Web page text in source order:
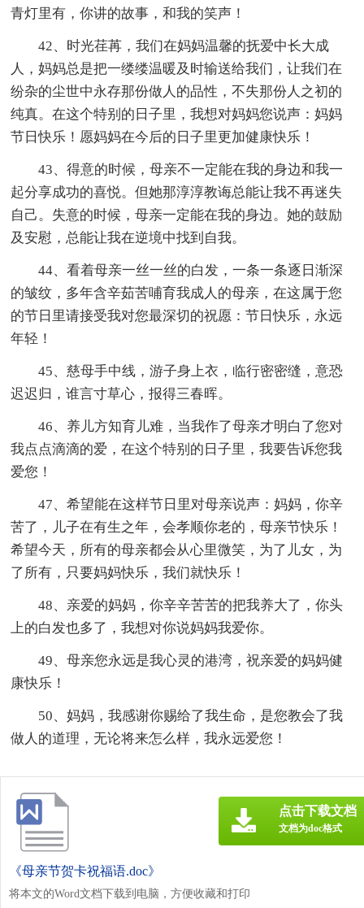
青灯里有，你讲的故事，和我的笑声！
42、时光荏苒，我们在妈妈温馨的抚爱中长大成
人，妈妈总是把一缕缕温暖及时输送给我们，让我们在
纷杂的尘世中永存那份做人的品性，不失那份人之初的
纯真。在这个特别的日子里，我想对妈妈您说声：妈妈
节日快乐！愿妈妈在今后的日子里更加健康快乐！
43、得意的时候，母亲不一定能在我的身边和我一
起分享成功的喜悦。但她那淳淳教诲总能让我不再迷失
自己。失意的时候，母亲一定能在我的身边。她的鼓励
及安慰，总能让我在逆境中找到自我。
44、看着母亲一丝一丝的白发，一条一条逐日渐深
的皱纹，多年含辛茹苦哺育我成人的母亲，在这属于您
的节日里请接受我对您最深切的祝愿：节日快乐，永远
年轻！
45、慈母手中线，游子身上衣，临行密密缝，意恐
迟迟归，谁言寸草心，报得三春晖。
46、养儿方知育儿难，当我作了母亲才明白了您对
我点点滴滴的爱，在这个特别的日子里，我要告诉您我
爱您！
47、希望能在这样节日里对母亲说声：妈妈，你辛
苦了，儿子在有生之年，会孝顺你老的，母亲节快乐！
希望今天，所有的母亲都会从心里微笑，为了儿女，为
了所有，只要妈妈快乐，我们就快乐！
48、亲爱的妈妈，你辛辛苦苦的把我养大了，你头
上的白发也多了，我想对你说妈妈我爱你。
49、母亲您永远是我心灵的港湾，祝亲爱的妈妈健
康快乐！
50、妈妈，我感谢你赐给了我生命，是您教会了我
做人的道理，无论将来怎么样，我永远爱您！
《母亲节贺卡祝福语.doc》
将本文的Word文档下载到电脑，方便收藏和打印
点击下载文档
文档为doc格式